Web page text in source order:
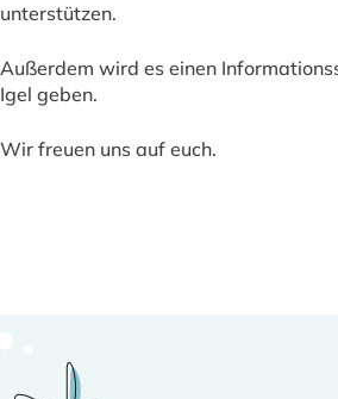
unterstützen.
Außerdem wird es einen
Igel geben.
Wir freuen uns auf euch.